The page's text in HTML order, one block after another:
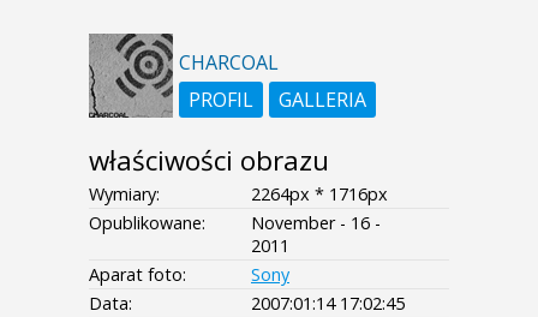
CHARCOAL
PROFIL
GALLERIA
właściwości obrazu
Wymiary:
2264px * 1716px
Opublikowane:
November - 16 -
2011
Aparat foto:
Sony
Data:
2007:01:14 17:02:45